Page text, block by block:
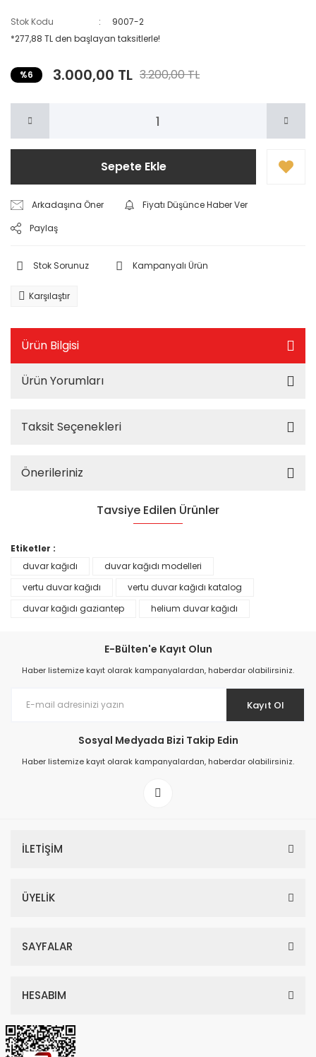
Stok Kodu
9007-2
*277,88 TL den başlayan taksitlerle!
%6 3.000,00 TL 3.200,00 TL
Sepete Ekle
Arkadaşına Öner
Fiyatı Düşünce Haber Ver
Paylaş
Stok Sorunuz Kampanyalı Ürün
Karşılaştır
Ürün Bilgisi
Ürün Yorumları
Taksit Seçenekleri
Önerileriniz
Tavsiye Edilen Ürünler
Prime ArtDECO Duvar Kağıdı Tutkalı 500 gr
149,00 TL
Etiketler :
duvar kağıdı
duvar kağıdı modelleri
vertu duvar kağıdı
vertu duvar kağıdı katalog
duvar kağıdı gaziantep
helium duvar kağıdı
E-Bülten'e Kayıt Olun
Haber listemize kayıt olarak kampanyalardan, haberdar olabilirsiniz.
Kayıt Ol
Sosyal Medyada Bizi Takip Edin
Haber listemize kayıt olarak kampanyalardan, haberdar olabilirsiniz.
İLETİŞİM
ÜYELİK
SAYFALAR
HESABIM